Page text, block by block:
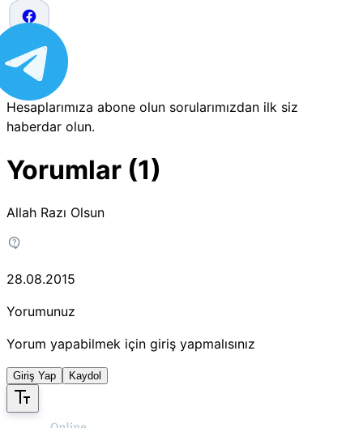
Hesaplarımıza abone olun sorularımızdan ilk siz
haberdar olun.
Yorumlar (1)
Allah Razı Olsun
28.08.2015
Yorumunuz
Yorum yapabilmek için giriş yapmalısınız
Giriş Yap Kaydol